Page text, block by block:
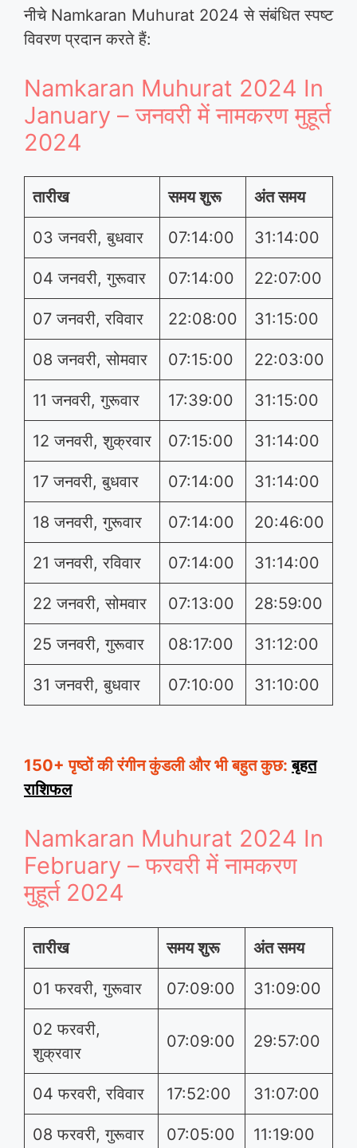
नीचे Namkaran Muhurat 2024 से संबंधित स्पष्ट
विवरण प्रदान करते हैं:
Namkaran Muhurat 2024 In
January – जनवरी में नामकरण मुहूर्त
2024
तारीख समय शुरू अंत समय
03 जनवरी, बुधवार 07:14:00 31:14:00
04 जनवरी, गुरूवार 07:14:00 22:07:00
07 जनवरी, रविवार 22:08:00 31:15:00
08 जनवरी, सोमवार 07:15:00 22:03:00
11 जनवरी, गुरूवार 17:39:00 31:15:00
12 जनवरी, शुक्रवार 07:15:00 31:14:00
17 जनवरी, बुधवार 07:14:00 31:14:00
18 जनवरी, गुरूवार 07:14:00 20:46:00
21 जनवरी, रविवार 07:14:00 31:14:00
22 जनवरी, सोमवार 07:13:00 28:59:00
25 जनवरी, गुरूवार 08:17:00 31:12:00
31 जनवरी, बुधवार 07:10:00 31:10:00
150+ पृष्ठों की रंगीन कुंडली और भी बहुत कुछ:बृहत
राशिफल
Namkaran Muhurat 2024 In
February – फरवरी में नामकरण
मुहूर्त 2024
तारीख समय शुरू अंत समय
01 फरवरी, गुरूवार 07:09:00 31:09:00
02 फरवरी,
शुक्रवार
07:09:00 29:57:00
04 फरवरी, रविवार 17:52:00 31:07:00
08 फरवरी, गुरूवार 07:05:00 11:19:00